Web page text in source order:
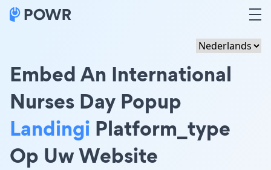
Embed An International
Nurses Day Popup
Landingi Platform_type
Op Uw Website